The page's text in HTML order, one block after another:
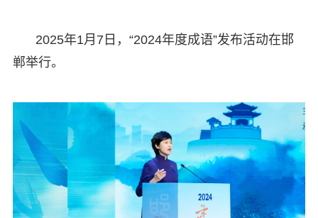
2025年1月7日，“2024年度成语”发布活动在邯
郸举行。